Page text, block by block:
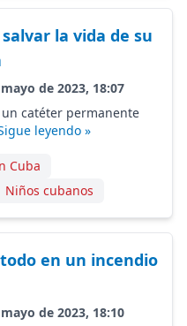
la vida de su
de 2023, 18:07
catéter permanente
leyendo »
Cuba
Niños cubanos
en un incendio
de 2023, 18:10